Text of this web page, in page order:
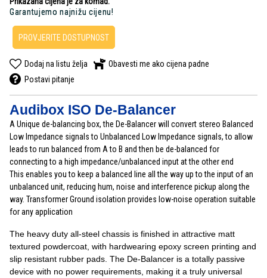
Garantujemo najnižu cijenu!
PROVJERITE DOSTUPNOST
Dodaj na listu želja
Obavesti me ako cijena padne
Postavi pitanje
Audibox ISO De-Balancer
A Unique de-balancing box, the De-Balancer will convert stereo Balanced
Low Impedance signals to Unbalanced Low Impedance signals, to allow
leads to run balanced from A to B and then be de-balanced for
connecting to a high impedance/unbalanced input at the other end
This enables you to keep a balanced line all the way up to the input of an
unbalanced unit, reducing hum, noise and interference pickup along the
way. Transformer Ground isolation provides low-noise operation suitable
for any application
The heavy duty all-steel chassis is finished in attractive matt
textured powdercoat, with hardwearing epoxy screen printing and
slip resistant rubber pads. The De-Balancer is a totally passive
device with no power requirements, making it a truly universal